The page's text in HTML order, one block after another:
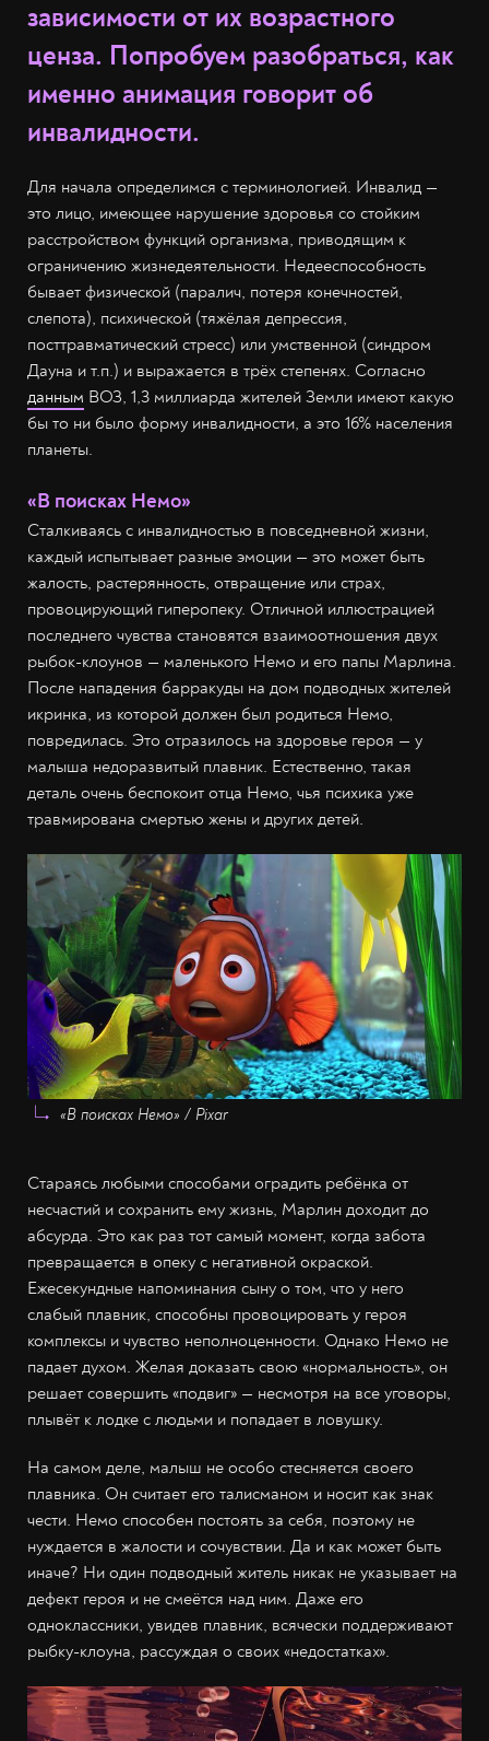
зависимости от их возрастного
ценза. Попробуем разобраться, как
именно анимация говорит об
инвалидности.
Для начала определимся с терминологией. Инвалид —
это лицо, имеющее нарушение здоровья со стойким
расстройством функций организма, приводящим к
ограничению жизнедеятельности. Недееспособность
бывает физической (паралич, потеря конечностей,
слепота), психической (тяжёлая депрессия,
посттравматический стресс) или умственной (синдром
Дауна и т.п.) и выражается в трёх степенях. Согласно
данным ВОЗ, 1,3 миллиарда жителей Земли имеют какую
бы то ни было форму инвалидности, а это 16% населения
планеты.
«В поисках Немо»
Сталкиваясь с инвалидностью в повседневной жизни,
каждый испытывает разные эмоции — это может быть
жалость, растерянность, отвращение или страх,
провоцирующий гиперопеку. Отличной иллюстрацией
последнего чувства становятся взаимоотношения двух
рыбок-клоунов — маленького Немо и его папы Марлина.
После нападения барракуды на дом подводных жителей
икринка, из которой должен был родиться Немо,
повредилась. Это отразилось на здоровье героя — у
малыша недоразвитый плавник. Естественно, такая
деталь очень беспокоит отца Немо, чья психика уже
травмирована смертью жены и других детей.
«В поисках Немо» / Pixar
Стараясь любыми способами оградить ребёнка от
несчастий и сохранить ему жизнь, Марлин доходит до
абсурда. Это как раз тот самый момент, когда забота
превращается в опеку с негативной окраской.
Ежесекундные напоминания сыну о том, что у него
слабый плавник, способны провоцировать у героя
комплексы и чувство неполноценности. Однако Немо не
падает духом. Желая доказать свою «нормальность», он
решает совершить «подвиг» — несмотря на все уговоры,
плывёт к лодке с людьми и попадает в ловушку.
На самом деле, малыш не особо стесняется своего
плавника. Он считает его талисманом и носит как знак
чести. Немо способен постоять за себя, поэтому не
нуждается в жалости и сочувствии. Да и как может быть
иначе? Ни один подводный житель никак не указывает на
дефект героя и не смеётся над ним. Даже его
одноклассники, увидев плавник, всячески поддерживают
рыбку-клоуна, рассуждая о своих «недостатках».